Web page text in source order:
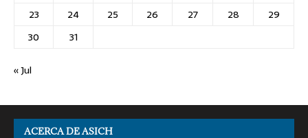
23
24 25 26 27 28
29
30
31
« Jul
ACERCA DE ASICH